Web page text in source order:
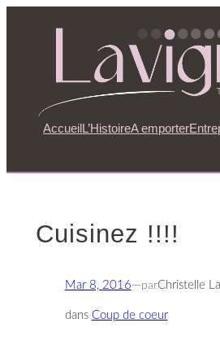
Accueil L’HistoireA emporter
Cuisinez !!!!
Mar 8, 2016—parChristelle
dans Coup de coeur